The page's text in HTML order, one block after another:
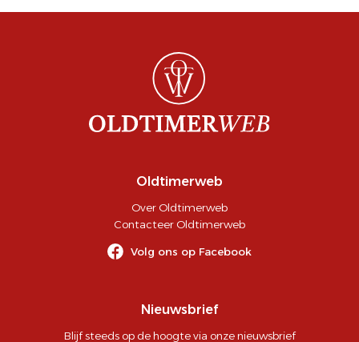
Oldtimerweb
Over Oldtimerweb
Contacteer Oldtimerweb
Volg ons op Facebook
Nieuwsbrief
Blijf steeds op de hoogte via onze nieuwsbrief